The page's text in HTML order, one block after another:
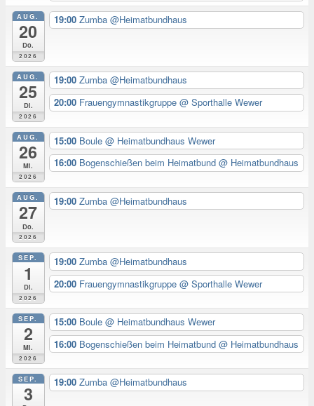
AUG.
20
Do.
2026
19:00 Zumba @Heimatbundhaus
AUG.
25
Di.
2026
19:00 Zumba @Heimatbundhaus
20:00 Frauengymnastikgruppe @ Sporthalle Wewer
AUG.
26
Mi.
2026
15:00 Boule @ Heimatbundhaus Wewer
16:00 Bogenschießen beim Heimatbund @ Heimatbundhaus
AUG.
27
Do.
2026
19:00 Zumba @Heimatbundhaus
SEP.
1
Di.
2026
19:00 Zumba @Heimatbundhaus
20:00 Frauengymnastikgruppe @ Sporthalle Wewer
SEP.
2
Mi.
2026
15:00 Boule @ Heimatbundhaus Wewer
16:00 Bogenschießen beim Heimatbund @ Heimatbundhaus
SEP.
3
19:00 Zumba @Heimatbundhaus